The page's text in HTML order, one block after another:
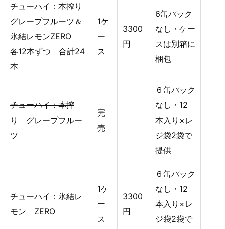
チューハイ：本搾り
グレープフルーツ＆
氷結レモンZERO
各12本ずつ 合計24
本
1ケ
ー
ス
3300
円
6缶パック
なし・ケー
スは別箱に
梱包
チューハイ：本搾
り グレープフルー
ツ
完
売
６缶パック
なし・12
本入り×レ
ジ袋2袋で
提供
チューハイ：氷結レ
モン ZERO
1ケ
ー
ス
3300
円
６缶パック
なし・12
本入り×レ
ジ袋2袋で